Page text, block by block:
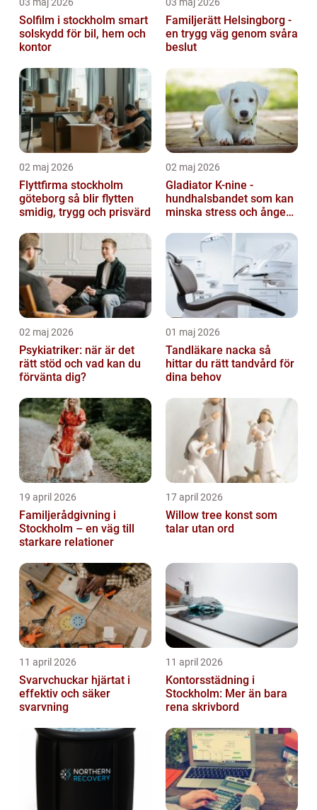
Solfilm i stockholm smart
solskydd för bil, hem och
kontor
Familjerätt Helsingborg -
en trygg väg genom svåra
beslut
02 maj 2026
Flyttfirma stockholm
göteborg så blir flytten
smidig, trygg och prisvärd
02 maj 2026
Gladiator K-nine -
hundhalsbandet som kan
minska stress och ångest
02 maj 2026
Psykiatriker: när är det
rätt stöd och vad kan du
förvänta dig?
01 maj 2026
Tandläkare nacka så
hittar du rätt tandvård för
dina behov
19 april 2026
Familjerådgivning i
Stockholm – en väg till
starkare relationer
17 april 2026
Willow tree konst som
talar utan ord
11 april 2026
Svarvchuckar hjärtat i
effektiv och säker
svarvning
11 april 2026
Kontorsstädning i
Stockholm: Mer än bara
rena skrivbord